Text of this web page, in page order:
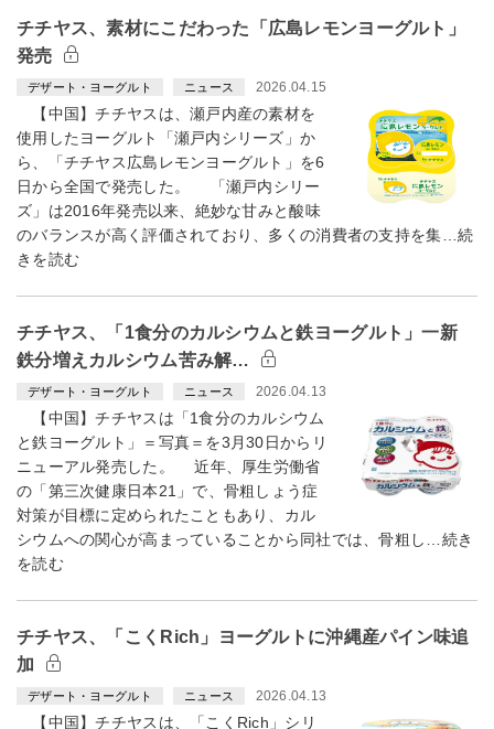
チチヤス、素材にこだわった「広島レモンヨーグルト」
発売
デザート・ヨーグルト ニュース 2026.04.15
【中国】チチヤスは、瀬戸内産の素材を
使用したヨーグルト「瀬戸内シリーズ」か
ら、「チチヤス広島レモンヨーグルト」を6
日から全国で発売した。 「瀬戸内シリー
ズ」は2016年発売以来、絶妙な甘みと酸味
のバランスが高く評価されており、多くの消費者の支持を集…続
きを読む
チチヤス、「1食分のカルシウムと鉄ヨーグルト」一新
鉄分増えカルシウム苦み解…
デザート・ヨーグルト ニュース 2026.04.13
【中国】チチヤスは「1食分のカルシウム
と鉄ヨーグルト」＝写真＝を3月30日からリ
ニューアル発売した。 近年、厚生労働省
の「第三次健康日本21」で、骨粗しょう症
対策が目標に定められたこともあり、カル
シウムへの関心が高まっていることから同社では、骨粗し…続き
を読む
チチヤス、「こくRich」ヨーグルトに沖縄産パイン味追
加
デザート・ヨーグルト ニュース 2026.04.13
【中国】チチヤスは、「こくRich」シリ